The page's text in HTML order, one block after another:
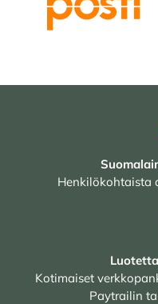
Henkilökohtaista
Kotimaiset
Paytrailin